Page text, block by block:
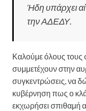
Ήδη υπάρχει
την ΑΔΕΔΥ.
Καλούμε όλους
συμμετέχουν στην
συγκεντρώσεις, να
κυβέρνηση πως ο
εκχωρήσει σπιθαμή